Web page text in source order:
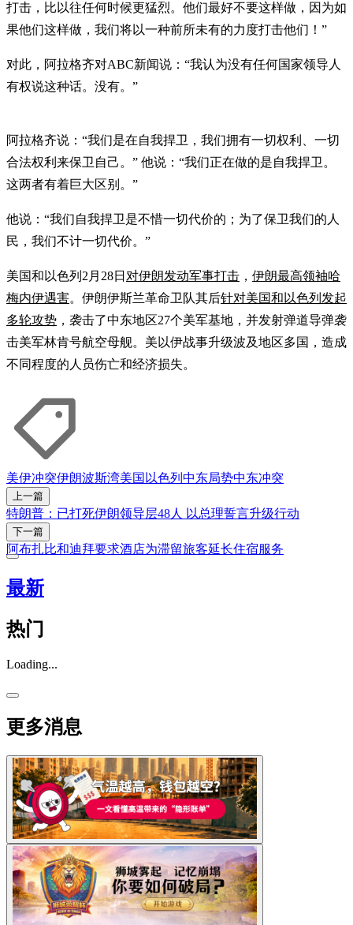
打击，比以往任何时候更猛烈。他们最好不要这样做，因为如
果他们这样做，我们将以一种前所未有的力度打击他们！”
对此，阿拉格齐对ABC新闻说：“我认为没有任何国家领导人
有权说这种话。没有。”
阿拉格齐说：“我们是在自我捍卫，我们拥有一切权利、一切
合法权利来保卫自己。” 他说：“我们正在做的是自我捍卫。
这两者有着巨大区别。”
他说：“我们自我捍卫是不惜一切代价的；为了保卫我们的人
民，我们不计一切代价。”
美国和以色列2月28日 对伊朗发动军事打击 ， 伊朗最高领袖哈
梅内伊遇害。伊朗伊斯兰革命卫队其后针对美国和以色列发起
多轮攻势 ，袭击了中东地区27个美军基地，并发射弹道导弹袭
击美军林肯号航空母舰。美以伊战事升级波及地区多国，造成
不同程度的人员伤亡和经济损失。
美伊冲突伊朗波斯湾美国以色列 中东局势中东冲突
上一篇
特朗普：已打死伊朗领导层48人 以总理誓言升级行动
下一篇
阿布扎比和迪拜要求酒店为滞留旅客延长住宿服务
最新
热门
Loading...
更多消息